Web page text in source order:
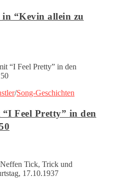
“Kevin allein zu
/Song-Geschichten
Feel Pretty” in den